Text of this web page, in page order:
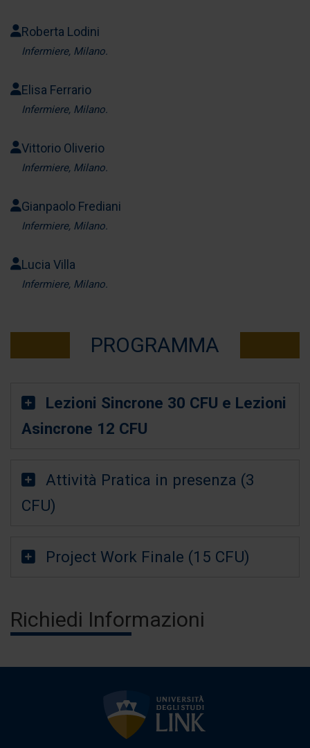
Roberta Lodini
Infermiere, Milano.
Elisa Ferrario
Infermiere, Milano.
Vittorio Oliverio
Infermiere, Milano.
Gianpaolo Frediani
Infermiere, Milano.
Lucia Villa
Infermiere, Milano.
PROGRAMMA
Lezioni Sincrone 30 CFU e Lezioni
Asincrone 12 CFU
Attività Pratica in presenza (3
CFU)
Project Work Finale (15 CFU)
Richiedi Informazioni